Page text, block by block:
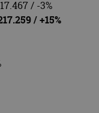
/ -3%
/ +15%